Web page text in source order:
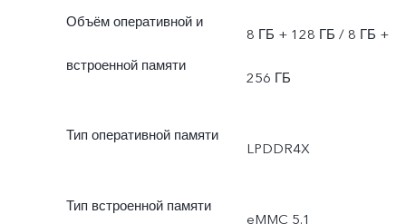
Объём оперативной и
встроенной памяти
8 ГБ + 128 ГБ / 8 ГБ +
256 ГБ
Тип оперативной памяти
LPDDR4X
Тип встроенной памяти
eMMC 5.1